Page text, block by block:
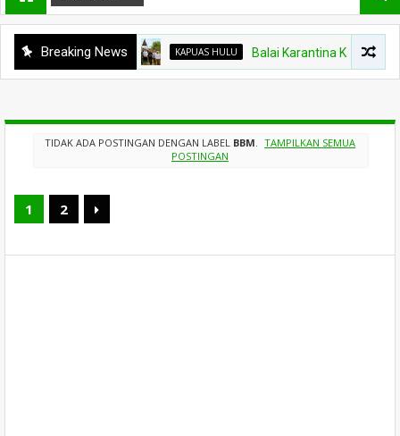
Breaking News KAPUAS HULU Balai Karantina Kalbar Tinjau
TIDAK ADA POSTINGAN DENGAN LABEL BBM. TAMPILKAN SEMUA
POSTINGAN
1 2